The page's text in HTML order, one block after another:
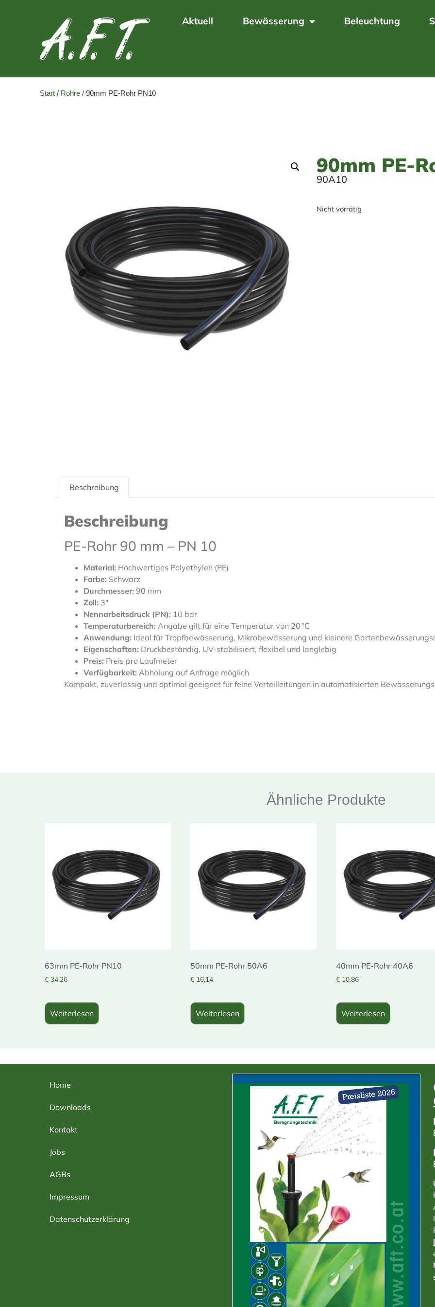
Aktuell Bewässerung Beleuchtung
Start / Rohre / 90mm PE-Rohr PN10
90mm PE-
90A10
Nicht vorrätig
Beschreibung
Beschreibung
PE-Rohr 90 mm – PN 10
Material: Hochwertiges Polyethylen (PE)
Farbe: Schwarz
Durchmesser: 90 mm
Zoll: 3″
Nennarbeitsdruck (PN): 10 bar
Temperaturbereich: Angabe gilt für eine Temperatur von 20 °C
Anwendung: Ideal für Tropfbewässerung, Mikrobewässerung und kleinere
Eigenschaften: Druckbeständig, UV-stabilisiert, flexibel und langlebig
Preis: Preis pro Laufmeter
Verfügbarkeit: Abholung auf Anfrage möglich
Kompakt, zuverlässig und optimal geeignet für feine Verteilleitungen in automatisierten
Ähnliche Produkte
63mm PE-Rohr PN10
€ 34,26
Weiterlesen
50mm PE-Rohr 50A6
€ 16,14
Weiterlesen
40mm PE-Rohr 40A6
€ 10,86
Weiterlesen
Home
Downloads
Kontakt
Jobs
AGBs
Impressum
Datenschutzerklärung